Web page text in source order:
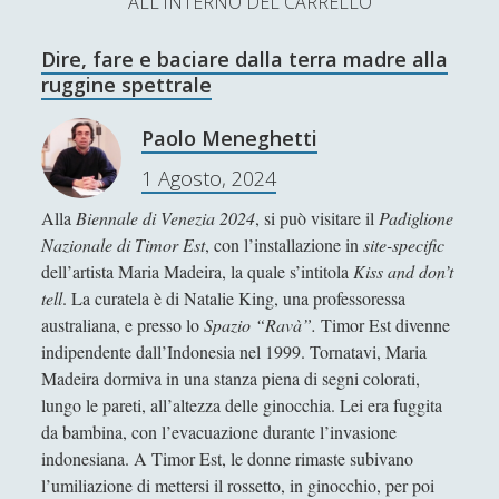
Contatti & Collabora!
La nostra storia
t
w
i
t
t
e
r
f
a
c
e
b
o
o
k
y
o
u
t
u
b
e
CERCA
e
a
c
h
SUPPORT US
Se apprezzi il nostro lavoro, puoi effettuare una
donazione tramite PayPal!
Contenuti
Dire, fare e baciare dalla terra madre alla
ruggine spettrale
Paolo Meneghetti
1 Agosto, 2024
Alla Biennale di Venezia 2024, si può visitare il Padiglione
Nazionale di Timor Est, con l’installazione insite-specific
dell’artista Maria Madeira, la quale s’intitola Kiss and don’t
tell. La curatela è di Natalie King, una professoressa
australiana, e presso loSpazio “Ravà”.Timor Est divenne
indipendente dall’Indonesia nel 1999. Tornatavi, Maria
Madeira dormiva in una stanza piena di segni colorati,
lungo le pareti, all’altezza delle ginocchia. Lei era fuggita
da bambina, con l’evacuazione durante l’invasione
indonesiana. A Timor Est, le donne rimaste subivano
l’umiliazione di mettersi il rossetto, in ginocchio, per poi